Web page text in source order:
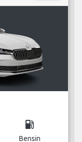
local_gas_station
Bensin